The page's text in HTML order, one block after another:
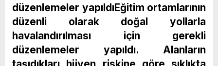
düzenlemeler yapıldıEğitim ortamlarının
düzenli olarak doğal yollarla
havalandırılması için gerekli
düzenlemeler yapıldı. Alanların